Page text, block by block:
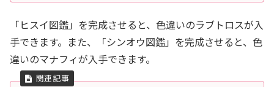
「ヒスイ図鑑」を完成させると、色違いのラブトロスが入
手できます。また、「シンオウ図鑑」を完成させると、色
違いのマナフィが入手できます。